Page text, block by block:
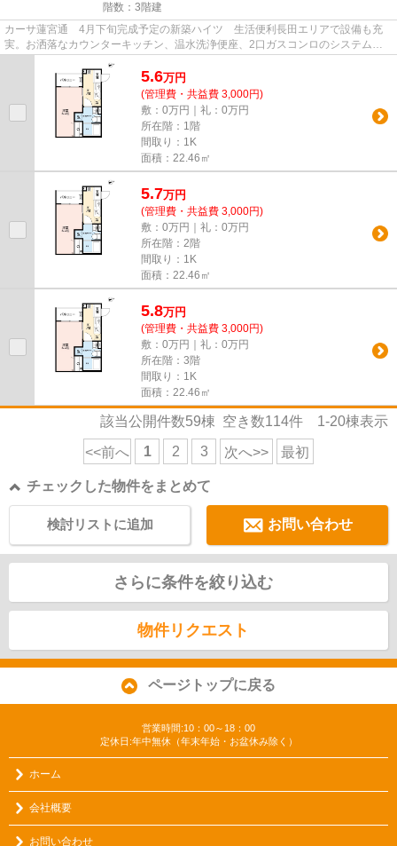
階数：3階建
カーサ蓮宮通 4月下旬完成予定の新築ハイツ 生活便利長田エリアで設備も充
実。お洒落なカウンターキッチン、温水洗浄便座、2口ガスコンロのシステムキ
5.6万円
(管理費・共益費 3,000円)
敷：0万円｜礼：0万円
所在階：1階
間取り：1K
面積：22.46㎡
5.7万円
(管理費・共益費 3,000円)
敷：0万円｜礼：0万円
所在階：2階
間取り：1K
面積：22.46㎡
5.8万円
(管理費・共益費 3,000円)
敷：0万円｜礼：0万円
所在階：3階
間取り：1K
面積：22.46㎡
該当公開件数59棟 空き数114件 1-20棟表示
<<前へ 1 2 3 次へ>> 最初
チェックした物件をまとめて
お問い合わせ
検討リストに追加
さらに条件を絞り込む
物件リクエスト
ページトップに戻る
営業時間:10：00～18：00
定休日:年中無休（年末年始・お盆休み除く）
ホーム
会社概要
お問い合わせ